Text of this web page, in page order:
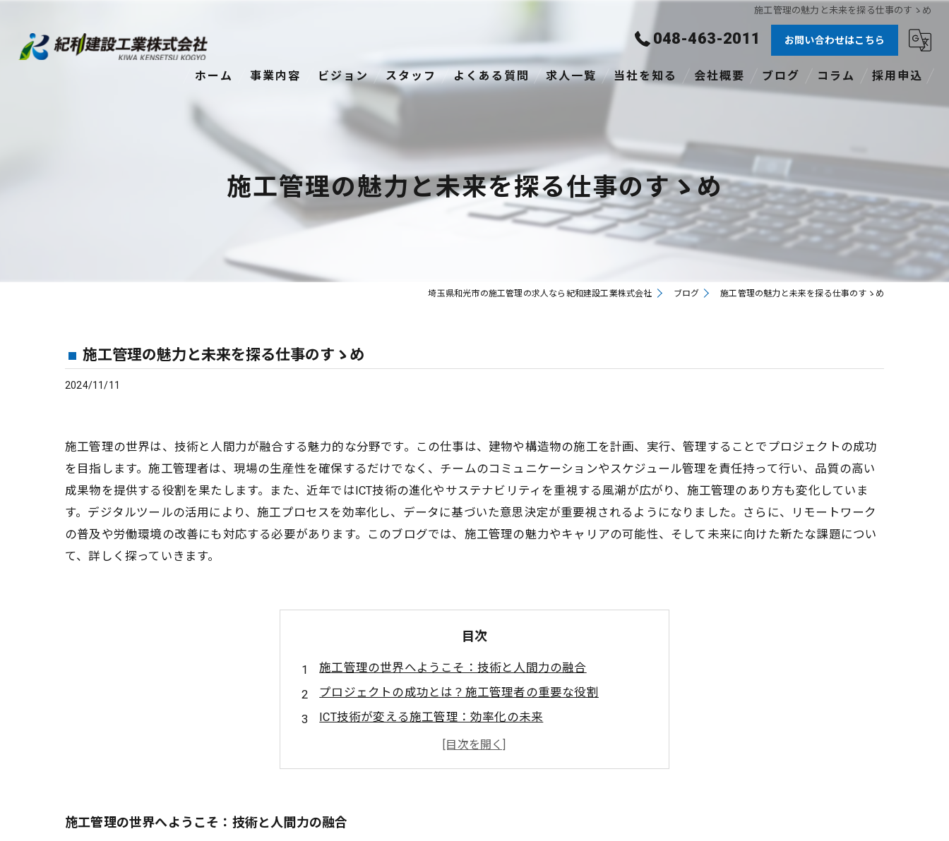
施工管理の魅力と未来を探る仕事のすゝめ
048-463-2011 お問い合わせはこちら
ホーム 事業内容 ビジョン スタッフ よくある質問 求人一覧 当社を知る
正社員
資格あり
転職
会社概要 ブログ コラム 採用申込
施工管理の魅力と未来を探る仕事のすゝめ
埼玉県和光市の施工管理の求人なら紀和建設工業株式会社 ブログ 施工管理の魅力と未来を探る仕事のすゝめ
施工管理の魅力と未来を探る仕事のすゝめ
2024/11/11
施工管理の世界は、技術と人間力が融合する魅力的な分野です。この仕事は、建物や構造物の施工を計画、実行、管理することでプロジェクトの成功
を目指します。施工管理者は、現場の生産性を確保するだけでなく、チームのコミュニケーションやスケジュール管理を責任持って行い、品質の高い
成果物を提供する役割を果たします。また、近年ではICT技術の進化やサステナビリティを重視する風潮が広がり、施工管理のあり方も変化していま
す。デジタルツールの活用により、施工プロセスを効率化し、データに基づいた意思決定が重要視されるようになりました。さらに、リモートワーク
の普及や労働環境の改善にも対応する必要があります。このブログでは、施工管理の魅力やキャリアの可能性、そして未来に向けた新たな課題につい
て、詳しく探っていきます。
目次
施工管理の世界へようこそ：技術と人間力の融合
プロジェクトの成功とは？施工管理者の重要な役割
ICT技術が変える施工管理：効率化の未来
サステナビリティと施工管理：新たな挑戦の始まり
リモートワーク時代の施工管理：働き方の進化
未来の施工管理を創造する：次世代の展望と可能性
施工管理の世界へようこそ：技術と人間力の融合